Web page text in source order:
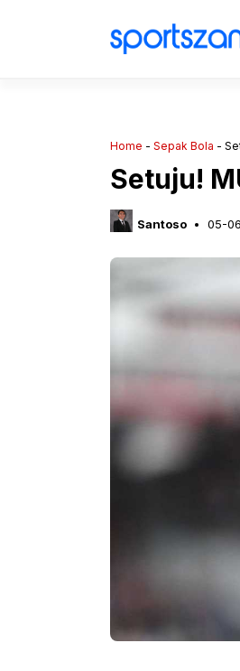
Home - Sepak Bola -
Setuju!
Santoso 05-